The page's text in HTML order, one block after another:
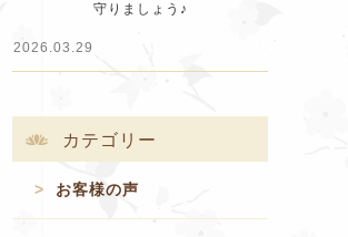
守りましょう♪
2026.03.29
カテゴリー
お客様の声